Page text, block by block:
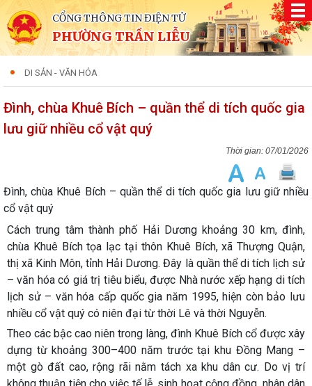
CỔNG THÔNG TIN ĐIỆN TỬ
PHƯỜNG TRẦN LIỄU
DI SẢN - VĂN HÓA
Đình, chùa Khuê Bích – quần thể di tích quốc gia
lưu giữ nhiều cổ vật quý
07/01/2026
Đình, chùa Khuê Bích – quần thể di tích quốc gia lưu giữ nhiều
cổ vật quý
Cách trung tâm thành phố Hải Dương khoảng 30 km, đình,
chùa Khuê Bíchtọa lạc tại thôn Khuê Bích, xã Thượng Quận,
thị xã Kinh Môn, tỉnh Hải Dương. Đây là quần thể di tích lịch sử
– văn hóa có giá trị tiêu biểu, được Nhà nước xếp hạng di tích
lịch sử – văn hóa cấp quốc gia năm 1995, hiện còn bảo lưu
nhiều cổ vật quý có niên đại từ thời Lê và thời Nguyễn.
Theo các bậc cao niên trong làng, đình Khuê Bích cổ được xây
dựng từ khoảng 300–400 năm trước tại khu Đồng Mang –
một gò đất cao, rộng rãi nằm tách xa khu dân cư. Do vị trí